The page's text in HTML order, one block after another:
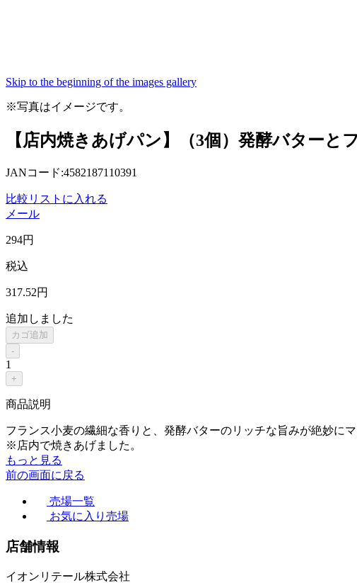
Skip to the beginning of the images gallery
※写真はイメージです。
【店内焼きあげパン】（3個）発酵バターと
JANコード:4582187110391
比較リストに入れる
メール
294円
税込
317.52円
追加しました
カゴ追加
-
1
+
商品説明
フランス小麦の繊細な香りと、発酵バターのリッチな旨みが絶妙に
※店内で焼きあげました。
もっと見る
前の画面に戻る
売場一覧
お気に入り売場
店舗情報
イオンリテール株式会社